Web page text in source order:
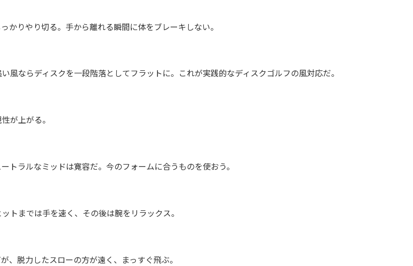
かりやり切る。手から離れる瞬間に体をブレーキしない。
ならディスクを一段階落としてフラットに。これが実践的なディスクゴルフの風対応だ。
が上がる。
ラルなミッドは寛容だ。今のフォームに合うものを使おう。
トまでは手を速く、その後は腕をリラックス。
、脱力したスローの方が遠く、まっすぐ飛ぶ。